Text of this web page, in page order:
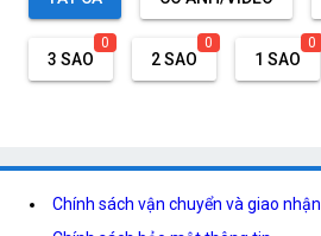
3 SAO
0
2 SAO
0
1 SAO
0
Chính sách vận chuyển và giao nhận